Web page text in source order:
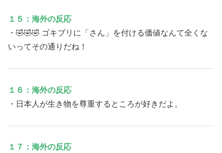
１５：海外の反応
・🤣🤣🤣 ゴキブリに「さん」を付ける価値なんて全くな
いってその通りだね！
１６：海外の反応
・日本人が生き物を尊重するところが好きだよ。
１７：海外の反応